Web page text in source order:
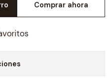
Comprar ahora